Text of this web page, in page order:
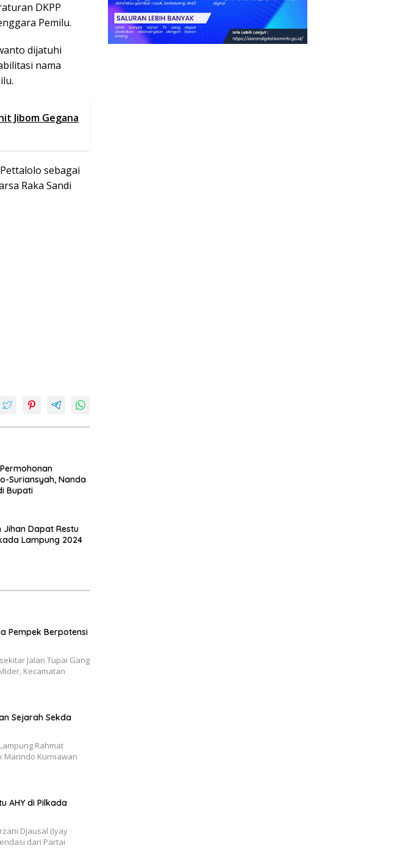
DKPP
Pemilu.
dijatuhi
nama
Jibom Gegana
sebagai
Raka Sandi
Suriansyah, Nanda
Bupati
Jihan Dapat Restu
Lampung 2024
Pempek Berpotensi
Jalan Tupai Gang
Kecamatan
Sejarah Sekda
Rahmat
Marindo Kurniawan
AHY di Pilkada
Djausal (Iyay
dari Partai